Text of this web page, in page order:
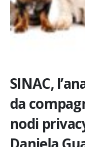
SINAC,
da
nodi